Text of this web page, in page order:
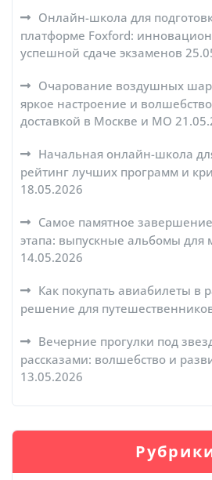
Онлайн-школа для
платформе Foxford:
успешной сдаче экзаменов
Очарование воздушных
яркое настроение и
доставкой в Москве и МО
Начальная онлайн-школа
рейтинг лучших программ и
18.05.2026
Самое памятное завершение
этапа: выпускные альбомы
14.05.2026
Как покупать авиабилеты в
решение для
Вечерние прогулки под
рассказами: волшебство и
13.05.2026